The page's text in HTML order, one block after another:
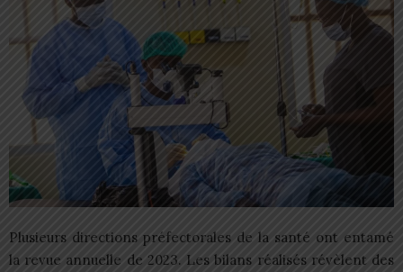
Plusieurs directions préfectorales de la santé ont entamé
la revue annuelle de 2023. Les bilans réalisés révèlent des